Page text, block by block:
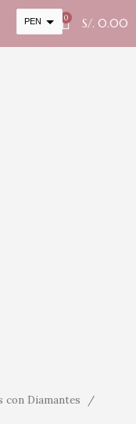
PEN
USD
0 S/. 0.00
con Diamantes